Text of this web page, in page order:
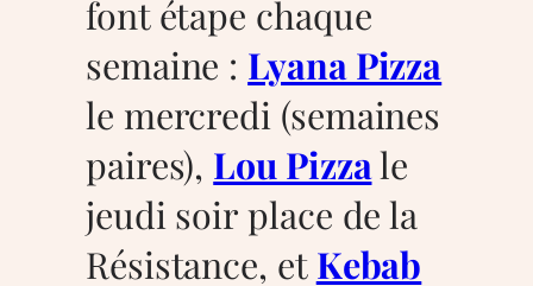
font étape chaque
semaine : Lyana Pizza
le mercredi (semaines
paires), Lou Pizzale
jeudi soir place de la
Résistance, etKebab